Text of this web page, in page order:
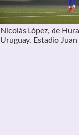
Nicolás López, de
Uruguay. Estadio